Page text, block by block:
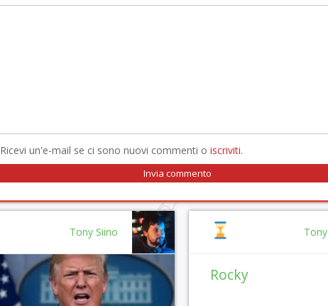
Ricevi un'e-mail se ci sono nuovi commenti o iscriviti.
Rocky
Tony Siino